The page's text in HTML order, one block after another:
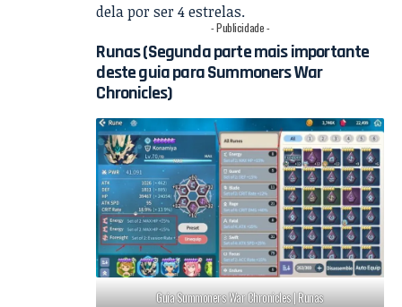
dela por ser 4 estrelas.
- Publicidade -
Runas (Segunda parte mais importante
deste guia para Summoners War
Chronicles)
Guia Summoners War Chronicles | Runas